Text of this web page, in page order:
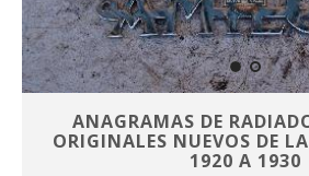
ANAGRAMAS DE
ORIGINALES NUEVOS DE
1920 A 1930